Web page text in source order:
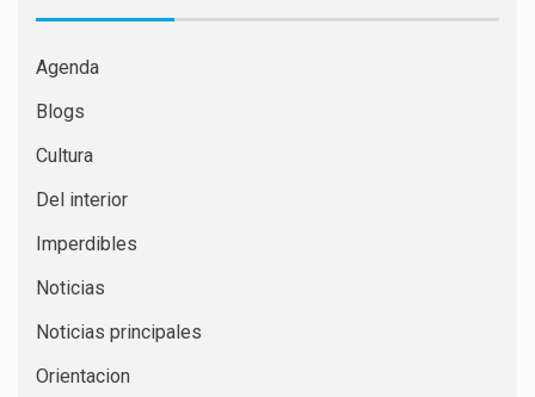
Agenda
Blogs
Cultura
Del interior
Imperdibles
Noticias
Noticias principales
Orientacion